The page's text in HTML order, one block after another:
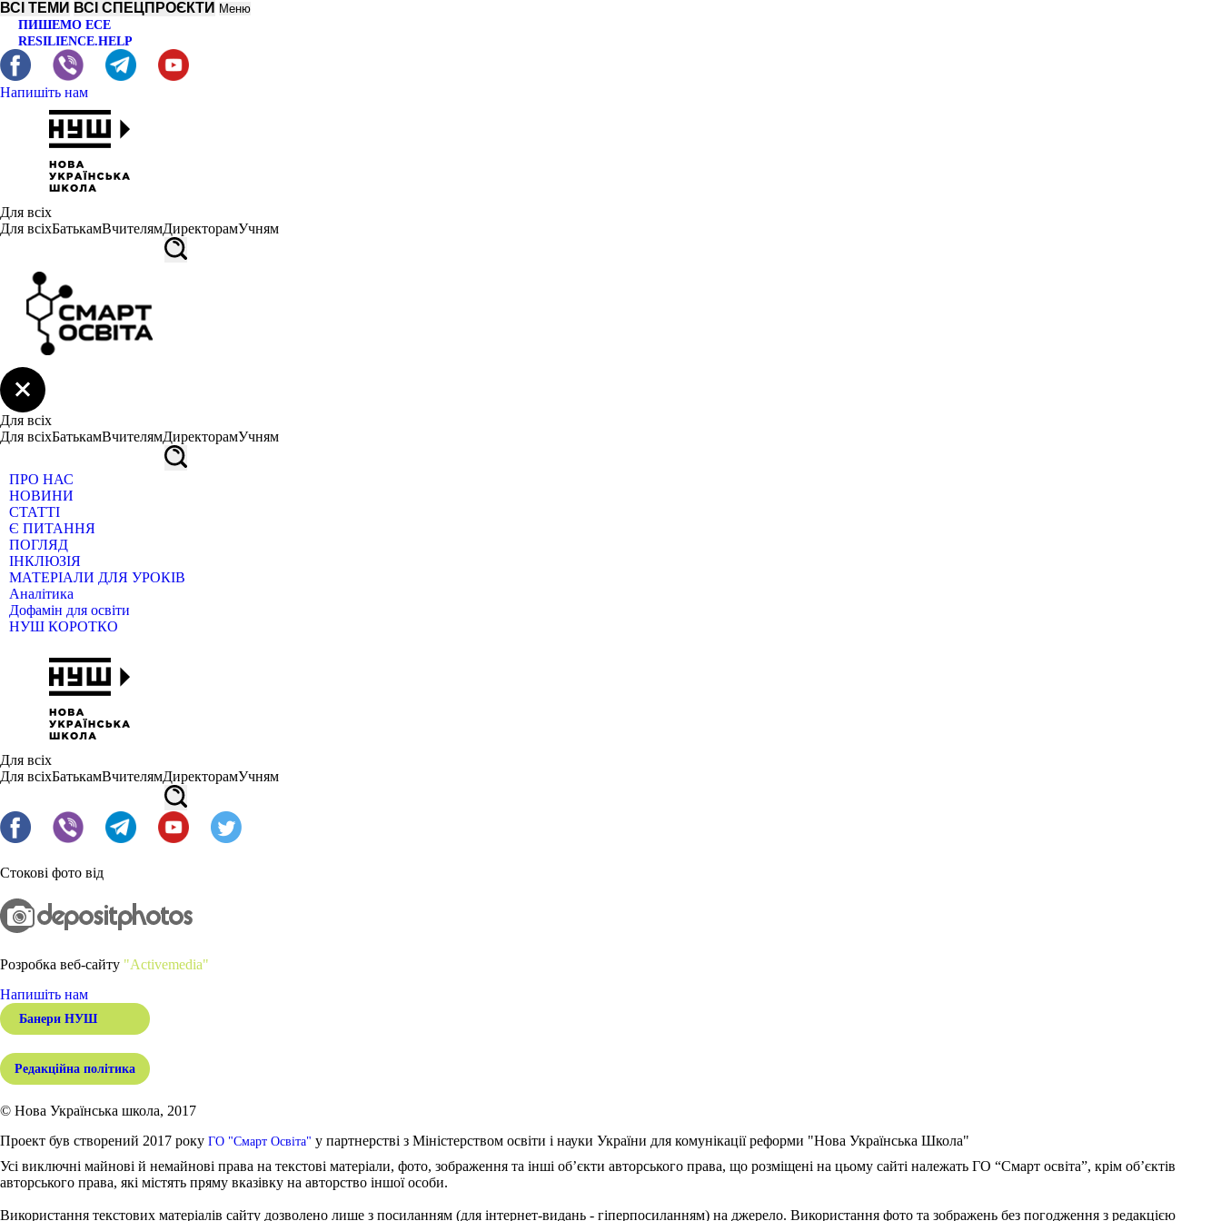
ВСІ ТЕМИ ВСІ СПЕЦПРОЄКТИ Меню
ПИШЕМО ЕСЕ
RESILIENCE.HELP
Напишіть нам
Для всіх
Для всіхБатькамВчителямДиректорамУчням
Для всіх
Для всіхБатькамВчителямДиректорамУчням
ПРО НАС
НОВИНИ
СТАТТІ
Є ПИТАННЯ
ПОГЛЯД
ІНКЛЮЗІЯ
МАТЕРІАЛИ ДЛЯ УРОКІВ
Аналітика
Дофамін для освіти
НУШ КОРОТКО
Для всіх
Для всіхБатькамВчителямДиректорамУчням
Стокові фото від
Розробка веб-сайту "Activemedia"
Напишіть нам
Банери НУШ
Редакційна політика
© Нова Українська школа, 2017
Проект був створений 2017 року ГО "Смарт Освіта" у партнерстві з Міністерством освіти і науки України для комунікації реформи "Нова Українська Школа"
Усі виключні майнові й немайнові права на текстові матеріали, фото, зображення та інші об’єкти авторського права, що розміщені на цьому сайті належать ГО “Смарт освіта”, крім об’єктів
авторського права, які містять пряму вказівку на авторство іншої особи.
Використання текстових матеріалів сайту дозволено лише з посиланням (для інтернет-видань - гіперпосиланням) на джерело. Використання фото та зображень без погодження з редакцією